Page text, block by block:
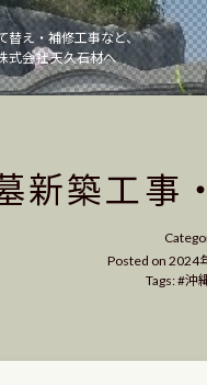
替え・補修工事など、
式会社 天久石材へ
新築工事
Posted on 2024
Tags: 沖